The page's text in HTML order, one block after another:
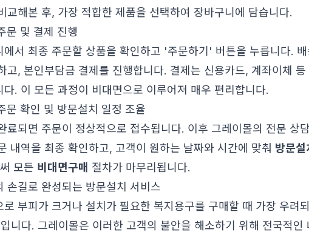
교해본 후, 가장 적합한 제품을 선택하여 장바구니에 담습니다.
문 및 결제 진행
에서 최종 주문할 상품을 확인하고 '주문하기' 버튼을 누릅니다.
고, 본인부담금 결제를 진행합니다. 결제는 신용카드, 계좌이체
다. 이 모든 과정이 비대면으로 이루어져 매우 편리합니다.
문 확인 및 방문설치 일정 조율
료되면 주문이 정상적으로 접수됩니다. 이후 그레이몰의 전문 상
내역을 최종 확인하고, 고객이 원하는 날짜와 시간에 맞춰 방문설
모든 비대면구매 절차가 마무리됩니다.
손길로 완성되는 방문설치 서비스
로 부피가 크거나 설치가 필요한 복지용구를 구매할 때 가장 우려
니다. 그레이몰은 이러한 고객의 불안을 해소하기 위해 전국적인